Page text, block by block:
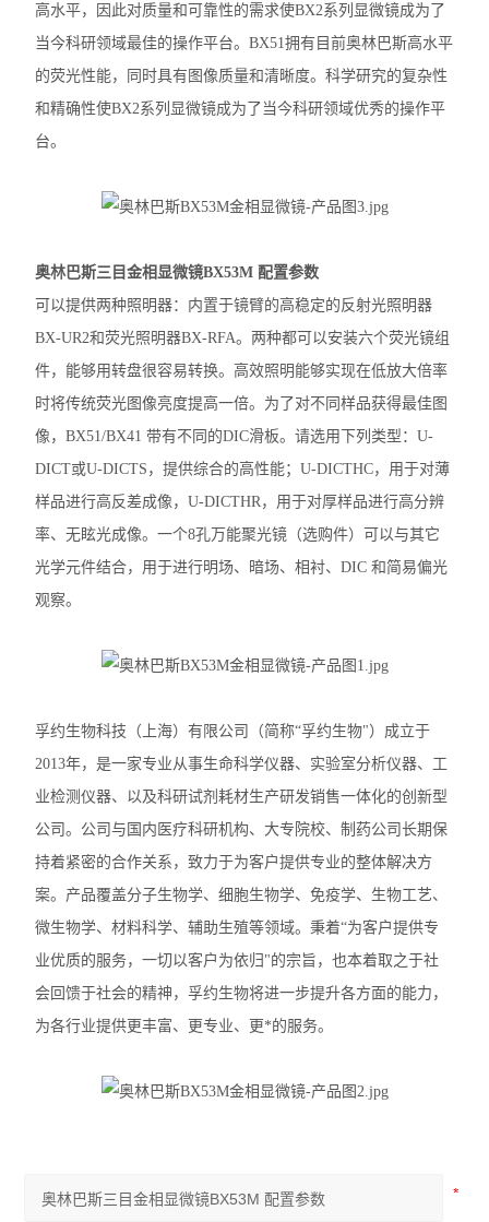
徕卡DM2500生物显微镜
奥林巴斯IX83倒置显微镜
Nikon尼康LV100N POL生物显微镜
Nikon尼康SMZ1270体视显微镜
奥林巴斯SZX10体视显微镜
尼康TS2-FL倒置显微镜
徕卡DMi1倒置显微镜
徕卡DM3000生物显微镜
徕卡DM1000生物显微镜
徕卡DM750生物显微镜
徕卡DM500生物显微镜
尼康E200生物显微镜
尼康SMZ745体视显微镜
尼康Ei生物显微镜
奥林巴斯SZ61体视显微镜
高水平，因此对质量和可靠性的需求使BX2系列显微镜成为了
当今科研领域最佳的操作平台。BX51拥有目前奥林巴斯高水平
的荧光性能，同时具有图像质量和清晰度。科学研究的复杂性
和精确性使BX2系列显微镜成为了当今科研领域优秀的操作平
台。
奥林巴斯三目金相显微镜BX53M 配置参数
可以提供两种照明器：内置于镜臂的高稳定的反射光照明器
BX-UR2和荧光照明器BX-RFA。两种都可以安装六个荧光镜组
件，能够用转盘很容易转换。高效照明能够实现在低放大倍率
时将传统荧光图像亮度提高一倍。为了对不同样品获得最佳图
像，BX51/BX41 带有不同的DIC滑板。请选用下列类型：U-
DICT或U-DICTS，提供综合的高性能；U-DICTHC，用于对薄
样品进行高反差成像，U-DICTHR，用于对厚样品进行高分辨
率、无眩光成像。一个8孔万能聚光镜（选购件）可以与其它
光学元件结合，用于进行明场、暗场、相衬、DIC 和简易偏光
观察。
孚约生物科技（上海）有限公司（简称“孚约生物"）成立于
2013年，是一家专业从事生命科学仪器、实验室分析仪器、工
业检测仪器、以及科研试剂耗材生产研发销售一体化的创新型
公司。公司与国内医疗科研机构、大专院校、制药公司长期保
持着紧密的合作关系，致力于为客户提供专业的整体解决方
案。产品覆盖分子生物学、细胞生物学、免疫学、生物工艺、
微生物学、材料科学、辅助生殖等领域。秉着“为客户提供专
业优质的服务，一切以客户为依归"的宗旨，也本着取之于社
会回馈于社会的精神，孚约生物将进一步提升各方面的能力，
为各行业提供更丰富、更专业、更*的服务。